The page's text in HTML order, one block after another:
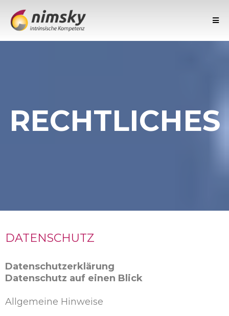
RECHTLICHES
DATENSCHUTZ
Datenschutzerklärung
Datenschutz auf einen Blick
Allgemeine Hinweise